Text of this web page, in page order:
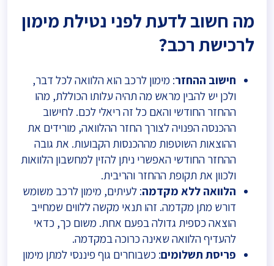
מה חשוב לדעת לפני נטילת מימון
לרכישת רכב?
חישוב ההחזר: מימון לרכב הוא הלוואה לכל דבר,
ולכן יש להבין מראש מה תהיה עלותו הכוללת, מהו
ההחזר החודשי והאם כל זה ריאלי לכם. לחישוב
ההכנסה הפנויה לצורך החזר ההלוואה, מורידים את
ההוצאות השוטפות מההכנסות הקבועות. את גובה
ההחזר החודשי האפשרי ניתן להזין למחשבון הלוואות
ולכוון את תקופת ההחזר והריבית.
הלוואה ללא מקדמה: לעיתים, מימון לרכב משומש
דורש מתן מקדמה. זהו תנאי מקשה ללווים שמחייב
הוצאה כספית גדולה בפעם אחת. משום כך, כדאי
להעדיף הלוואה שאינה כרוכה במקדמה.
פריסת תשלומים: כשבוחרים גוף פיננסי למתן מימון